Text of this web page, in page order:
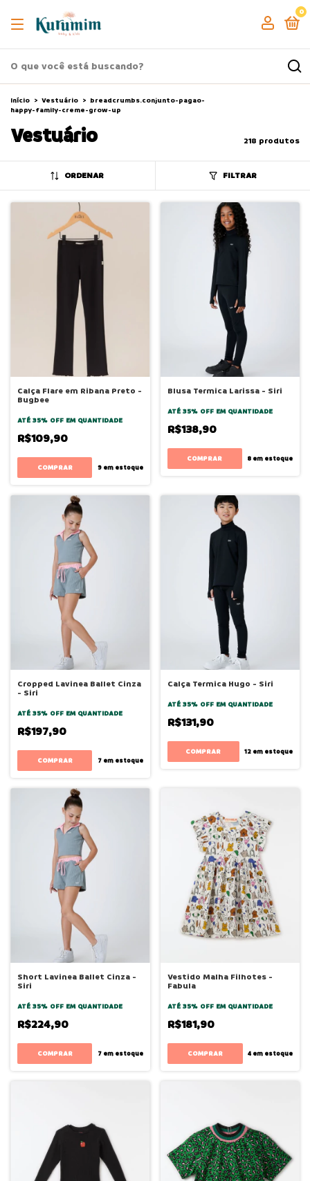
0
Início > Vestuário > breadcrumbs.conjunto-pagao-
happy-family-creme-grow-up
Vestuário 218 produtos
ORDENAR FILTRAR
Calça Flare em Ribana Preto -
Bugbee
ATÉ 35% OFF EM QUANTIDADE
R$109,90
COMPRAR 9em estoque
Blusa Termica Larissa - Siri
ATÉ 35% OFF EM QUANTIDADE
R$138,90
COMPRAR 8 em estoque
Cropped Lavinea Ballet Cinza
- Siri
ATÉ 35% OFF EM QUANTIDADE
R$197,90
COMPRAR 7em estoque
Calça Termica Hugo - Siri
ATÉ 35% OFF EM QUANTIDADE
R$131,90
COMPRAR 12 em estoque
Short Lavinea Ballet Cinza -
Siri
ATÉ 35% OFF EM QUANTIDADE
R$224,90
COMPRAR 7em estoque
Vestido Malha Filhotes -
Fabula
ATÉ 35% OFF EM QUANTIDADE
R$181,90
COMPRAR 4 em estoque